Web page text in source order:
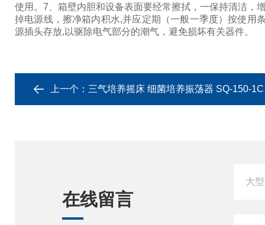
使用。7、箱壁内胆和设备表面要经常擦拭，一保持清洁，
掉电源线，擦净箱内积水,并应定期（一般一季度）按使
源插头存放,以驱除电气部分的潮气，避免损坏有关器件。
上一个： 三气培养摇床 细菌培养振荡器 SQ-150-1C
在线留言